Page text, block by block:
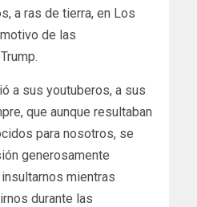
a ras de tierra, en Los
de las
a sus youtuberos, a sus
que aunque resultaban
para nosotros, se
generosamente
mientras
durante las